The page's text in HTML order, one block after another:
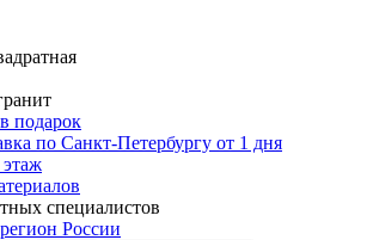
подарок
по Санкт-Петербургу от 1 дня
этаж
специалистов
России